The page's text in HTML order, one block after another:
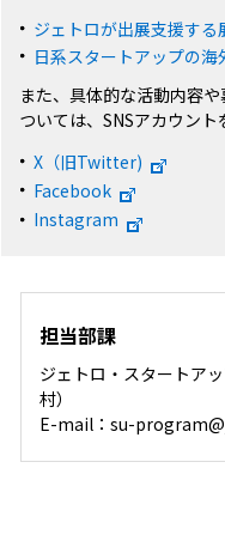
ジェトロが出展支援する
日系スタートアップの海
また、具体的な活動内容
ついては、SNSアカウント
X（旧Twitter)
Facebook
Instagram
担当部課
ジェトロ・スタートア
村）
E-mail：su-